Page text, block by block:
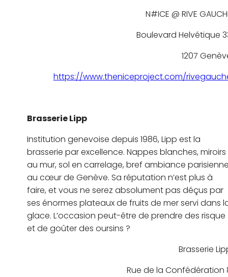
N#ICE @ RIVE
Boulevard Helvétique
1207
https://www.theniceproject.com/
Brasserie Lipp
Institution genevoise depuis 1986, Lipp est la
brasserie par excellence. Nappes blanches, miroirs
au mur, sol en carrelage, bref ambiance
au cœur de Genève. Sa réputation n’est plus à
faire, et vous ne serez absolument pas déçus par
ses énormes plateaux de fruits de mer servi dans
glace. L’occasion peut-être de prendre des risque
et de goûter des oursins ?
Brasserie
Rue de la Confédération